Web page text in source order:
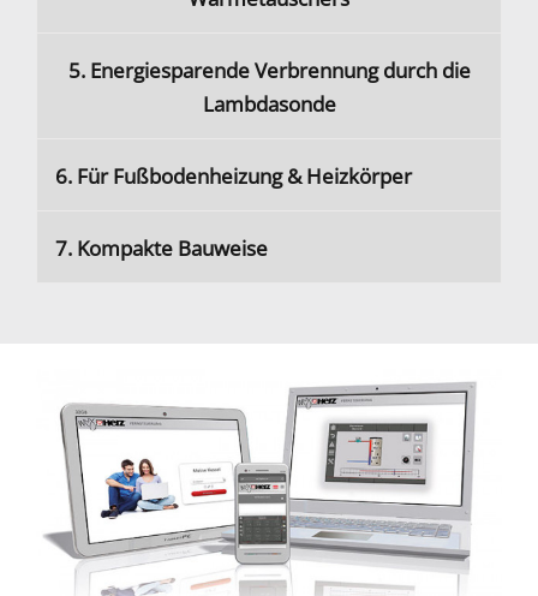
5. Energiesparende Verbrennung durch die
Lambdasonde
6. Für Fußbodenheizung & Heizkörper
7. Kompakte Bauweise